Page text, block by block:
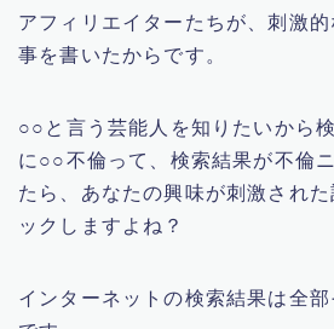
アフィリエイターたちが、刺激
事を書いたからです。
○○と言う芸能人を知りたいから
に○○不倫って、検索結果が不倫
たら、あなたの興味が刺激され
ックしますよね？
インターネットの検索結果は全